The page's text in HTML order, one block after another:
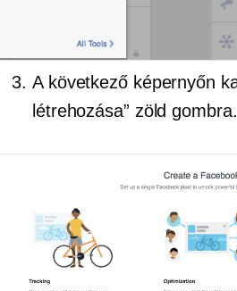
A következő képernyőn
létrehozása” zöld gombra.